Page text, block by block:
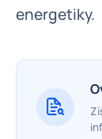
energetiky.